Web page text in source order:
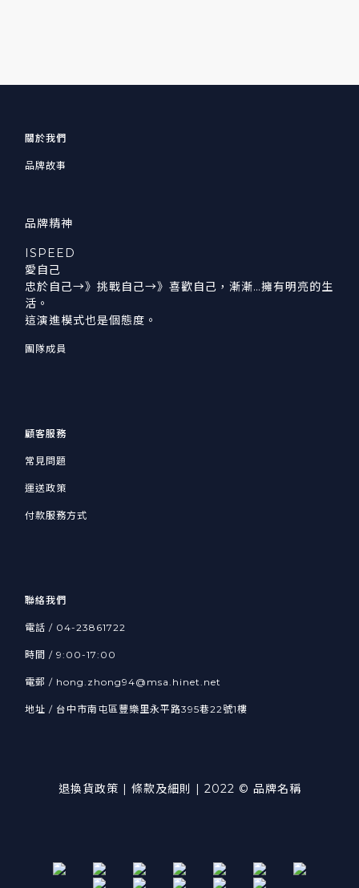
關於我們
品牌故事
品牌精神
ISPEED
愛自己
忠於自己→》挑戰自己→》喜歡自己，漸漸…擁有明亮的生
活。
這演進模式也是個態度。
團隊成員
顧客服務
常見問題
運送政策
付款服務方式
聯絡我們
電話 / 04-23861722
時間 / 9:00-17:00
電郵 / hong.zhong94@msa.hinet.net
地址 / 台中市南屯區豐樂里永平路395巷22號1樓
退換貨政策 | 條款及細則 | 2022 © 品牌名稱